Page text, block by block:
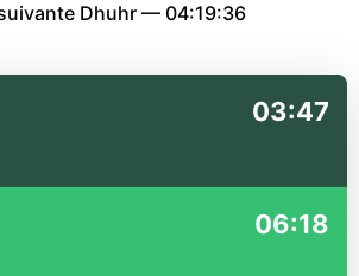
Dhuhr — 04:19:36
03:47
06:18